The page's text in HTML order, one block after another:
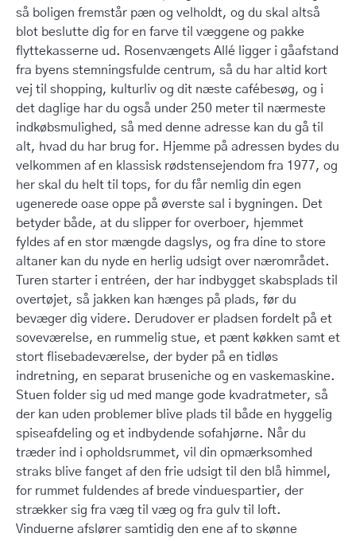
så boligen fremstår pæn og velholdt, og du skal altså
blot beslutte dig for en farve til væggene og pakke
flyttekasserne ud. Rosenvængets Allé ligger i gåafstand
fra byens stemningsfulde centrum, så du har altid kort
vej til shopping, kulturliv og dit næste cafébesøg, og i
det daglige har du også under 250 meter til nærmeste
indkøbsmulighed, så med denne adresse kan du gå til
alt, hvad du har brug for. Hjemme på adressen bydes du
velkommen af en klassisk rødstensejendom fra 1977, og
her skal du helt til tops, for du får nemlig din egen
ugenerede oase oppe på øverste sal i bygningen. Det
betyder både, at du slipper for overboer, hjemmet
fyldes af en stor mængde dagslys, og fra dine to store
altaner kan du nyde en herlig udsigt over nærområdet.
Turen starter i entréen, der har indbygget skabsplads til
overtøjet, så jakken kan hænges på plads, før du
bevæger dig videre. Derudover er pladsen fordelt på et
soveværelse, en rummelig stue, et pænt køkken samt et
stort flisebadeværelse, der byder på en tidløs
indretning, en separat bruseniche og en vaskemaskine.
Stuen folder sig ud med mange gode kvadratmeter, så
der kan uden problemer blive plads til både en hyggelig
spiseafdeling og et indbydende sofahjørne. Når du
træder ind i opholdsrummet, vil din opmærksomhed
straks blive fanget af den frie udsigt til den blå himmel,
for rummet fuldendes af brede vinduespartier, der
strækker sig fra væg til væg og fra gulv til loft.
Vinduerne afslører samtidig den ene af to skønne